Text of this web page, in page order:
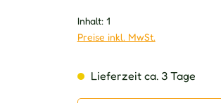
Inhalt: 1
Preise inkl. MwSt.
Lieferzeit ca. 3 Tage